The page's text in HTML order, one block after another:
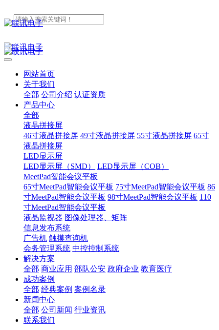
网站首页
关于我们
全部 公司介绍 认证资质
产品中心
全部
液晶拼接屏
46寸液晶拼接屏 49寸液晶拼接屏 55寸液晶拼接屏 65寸
液晶拼接屏
LED显示屏
LED显示屏（SMD）
LED显示屏（COB）
MeetPad智能会议平板
65寸MeetPad智能会议平板 75寸MeetPad智能会议平板 86
寸MeetPad智能会议平板 98寸MeetPad智能会议平板 110
寸MeetPad智能会议平板
液晶监视器 图像处理器、矩阵
信息发布系统
广告机 触摸查询机
会务管理系统 中控控制系统
解决方案
全部 商业应用 部队公安 政府企业 教育医疗
成功案例
全部 经典案例 案例名录
新闻中心
全部 公司新闻 行业资讯
联系我们